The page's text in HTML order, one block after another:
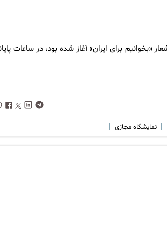
برای ایران» آغاز شده بود، در ساعات
| نمایشگاه مجازی |